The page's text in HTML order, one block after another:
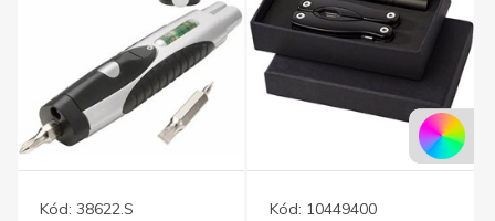
Kód: 38622.S
Kód: 10449400